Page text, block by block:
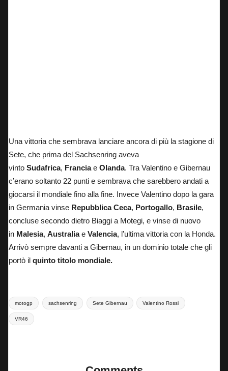
Una vittoria che sembrava lanciare ancora di più la stagione di
Sete, che prima del Sachsenring aveva
vinto Sudafrica, Franciae Olanda. Tra Valentino e Gibernau
c’erano soltanto 22 punti e sembrava che sarebbero andati a
giocarsi il mondiale fino alla fine. Invece Valentino dopo la gara
in Germania vinse Repubblica Ceca, Portogallo, Brasile,
concluse secondo dietro Biaggi a Motegi, e vinse di nuovo
in Malesia, Australiae Valencia, l’ultima vittoria con la Honda.
Arrivò sempre davanti a Gibernau, in un dominio totale che gli
portò il quinto titolo mondiale.
Tags:
motogp sachsenring Sete Gibernau Valentino Rossi
VR46